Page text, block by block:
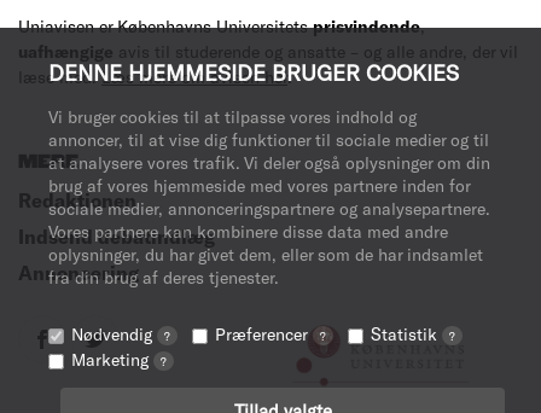
DENNE HJEMMESIDE BRUGER COOKIES
Vi bruger cookies til at tilpasse vores indhold og
annoncer, til at vise dig funktioner til sociale medier og til
at analysere vores trafik. Vi deler også oplysninger om din
brug af vores hjemmeside med vores partnere inden for
sociale medier, annonceringspartnere og analysepartnere.
Vores partnere kan kombinere disse data med andre
oplysninger, du har givet dem, eller som de har indsamlet
fra din brug af deres tjenester.
Nødvendig ? Præferencer ? Statistik ?
Marketing ?
Uniavisen er Københavns Universitetsprisvindende,
uafhængige avis til studerende og ansatte – og alle andre, der vil
læse med.Læs mere om avisen her.
MERE
Redaktionen
Indsend debatindlæg
Annoncering